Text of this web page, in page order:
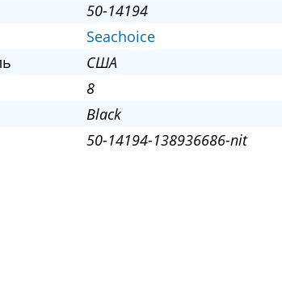
50-14194
Seachoice
США
8
Black
50-14194-138936686-nit